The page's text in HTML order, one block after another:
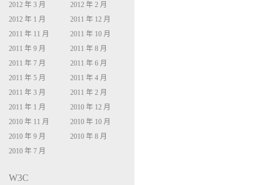
2012 年 3 月
2012 年 2 月
2012 年 1 月
2011 年 12 月
2011 年 11 月
2011 年 10 月
2011 年 9 月
2011 年 8 月
2011 年 7 月
2011 年 6 月
2011 年 5 月
2011 年 4 月
2011 年 3 月
2011 年 2 月
2011 年 1 月
2010 年 12 月
2010 年 11 月
2010 年 10 月
2010 年 9 月
2010 年 8 月
2010 年 7 月
W3C